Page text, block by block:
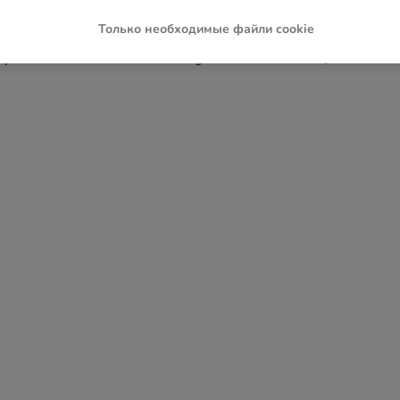
has occurred while loading
Только необходимые файли cookie